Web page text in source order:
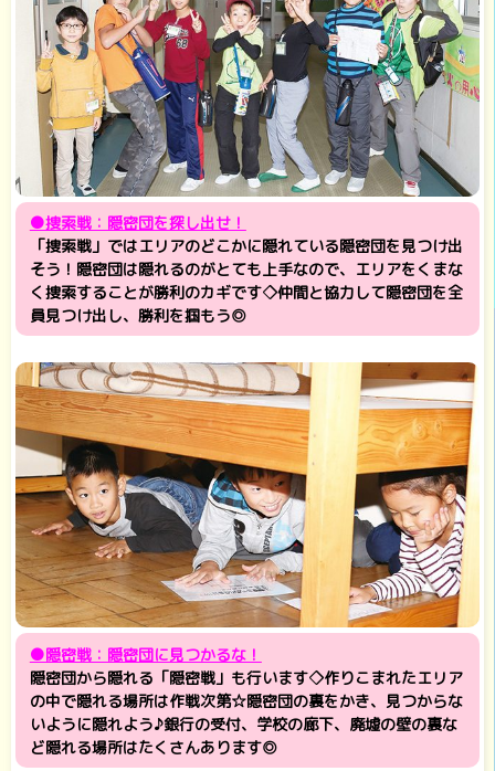
●捜索戦：隠密団を探し出せ！
「捜索戦」ではエリアのどこかに隠れている隠密団を見つけ出
そう！隠密団は隠れるのがとても上手なので、エリアをくまな
く捜索することが勝利のカギです◇仲間と協力して隠密団を全
員見つけ出し、勝利を掴もう◎
●隠密戦：隠密団に見つかるな！
隠密団から隠れる「隠密戦」も行います◇作りこまれたエリア
の中で隠れる場所は作戦次第☆隠密団の裏をかき、見つからな
いように隠れよう♪銀行の受付、学校の廊下、廃墟の壁の裏な
ど隠れる場所はたくさんあります◎